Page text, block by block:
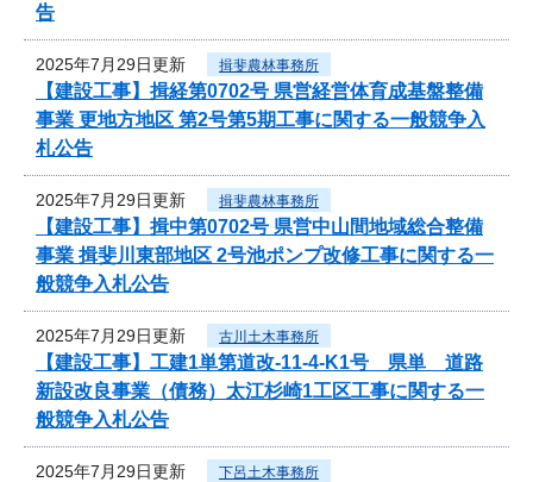
告
2025年7月29日更新 揖斐農林事務所
【建設工事】揖経第0702号 県営経営体育成基盤整備
事業 更地方地区 第2号第5期工事に関する一般競争入
札公告
2025年7月29日更新 揖斐農林事務所
【建設工事】揖中第0702号 県営中山間地域総合整備
事業 揖斐川東部地区 2号池ポンプ改修工事に関する一
般競争入札公告
2025年7月29日更新 古川土木事務所
【建設工事】工建1単第道改-11-4-K1号 県単 道路
新設改良事業（債務）太江杉崎1工区工事に関する一
般競争入札公告
2025年7月29日更新 下呂土木事務所